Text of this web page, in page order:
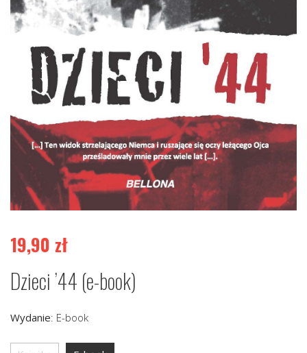
19,90 zł
Dzieci ’44 (e-book)
Wydanie: E-book